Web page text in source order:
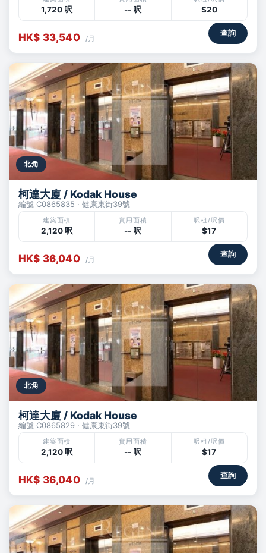
1,720 呎 -- 呎 $20
HK$ 33,540 /月
查詢
北角
柯達大廈 / Kodak House
編號 C0865835 · 健康東街39號
建築面積
2,120 呎
實用面積
-- 呎
呎租/呎價
$17
HK$ 36,040 /月
查詢
北角
柯達大廈 / Kodak House
編號 C0865829 · 健康東街39號
建築面積
2,120 呎
實用面積
-- 呎
呎租/呎價
$17
HK$ 36,040 /月
查詢